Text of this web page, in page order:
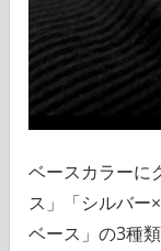
ベースカラーに
ス」「シルバー
ベース」の3種